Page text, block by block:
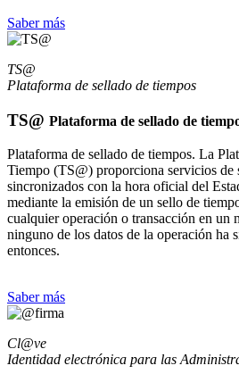
Saber más
TS@
Plataforma de sellado de tiempos
TS@ Plataforma de sellado de
Plataforma de sellado de tiempos. La
Tiempo (TS@) proporciona servicios de
sincronizados con la hora oficial del
mediante la emisión de un sello de
cualquier operación o transacción en un
ninguno de los datos de la operación ha
entonces.
Saber más
Cl@ve
Identidad electrónica para las